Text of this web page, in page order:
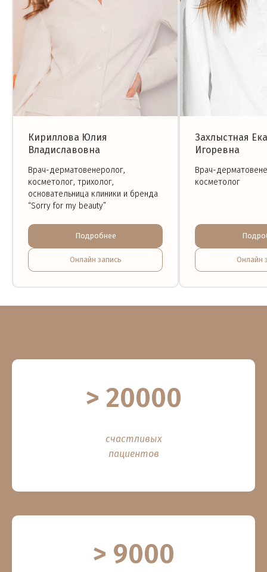
Кириллова Юлия
Владиславовна
Врач-дерматовенеролог,
косметолог, трихолог,
основательница клиники и бренда
“Sorry for my beauty”
Подробнее
Онлайн запись
Захлыстная
Игоревна
Врач-
косметолог
Онлайн
> 20000
счастливых
пациентов
> 9000